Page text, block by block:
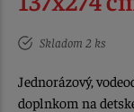
Skladom 2 ks
Jednorázový,
doplnkom na